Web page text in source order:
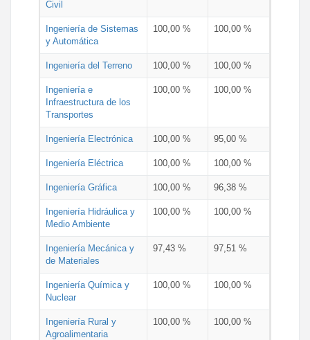
Civil
Ingeniería de Sistemas
y Automática
100,00 % 100,00 %
Ingeniería del Terreno 100,00 % 100,00 %
Ingeniería e
Infraestructura de los
Transportes
100,00 % 100,00 %
Ingeniería Electrónica 100,00 % 95,00 %
Ingeniería Eléctrica 100,00 % 100,00 %
Ingeniería Gráfica 100,00 % 96,38 %
Ingeniería Hidráulica y
Medio Ambiente
100,00 % 100,00 %
Ingeniería Mecánica y
de Materiales
97,43 % 97,51 %
Ingeniería Química y
Nuclear
100,00 % 100,00 %
Ingeniería Rural y
Agroalimentaria
100,00 % 100,00 %